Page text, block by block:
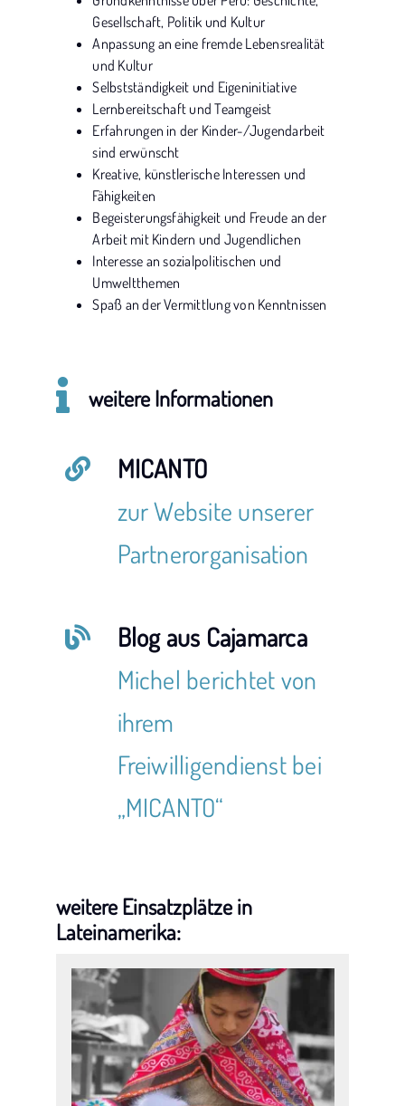
Gesellschaft, Politik und Kultur
Anpassung an eine fremde Lebensrealität
und Kultur
Selbstständigkeit und Eigeninitiative
Lernbereitschaft und Teamgeist
Erfahrungen in der Kinder-/Jugendarbeit
sind erwünscht
Kreative, künstlerische Interessen und
Fähigkeiten
Begeisterungsfähigkeit und Freude an der
Arbeit mit Kindern und Jugendlichen
Interesse an sozialpolitischen und
Umweltthemen
Spaß an der Vermittlung von Kenntnissen
weitere Informationen
MICANTO
zur Website unserer
Partnerorganisation
Blog aus Cajamarca
Michel berichtet von
ihrem
Freiwilligendienst bei
„MICANTO“
weitere Einsatzplätze in
Lateinamerika: